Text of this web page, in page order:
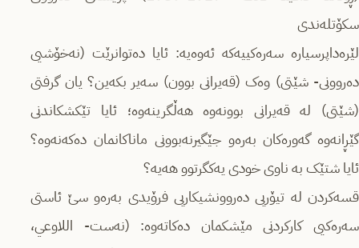
سکۆتلەندی
لێرەداپرسیارە سەرەکییەکە ئەوەیە: ئایا دەتوانرێت (نەخۆشیی
دەروونی- شێتی) وەک (قەیرانی بوون) سەیر بکەین؟ یان گرفتی
(شێتی) لە قەیرانی بوونەوە هەڵگرینەوە؛ ئایا تێکشکاندنی
گێڕانەوە گەورەکان بەرەو جێگیرنەبوونی ماناکانمان دەکەنەوە؟
ئایا شتێک بە ناوی خودی یەکگرتوو هەیە؟
قسەکردن لە تیۆریی دەروونشیکاریی فرۆیدی بەرەو سێ ئاستی
سەرەکیی کارکردنی مێشکمان دەکاتەوە: (نەست- اللاوعي،